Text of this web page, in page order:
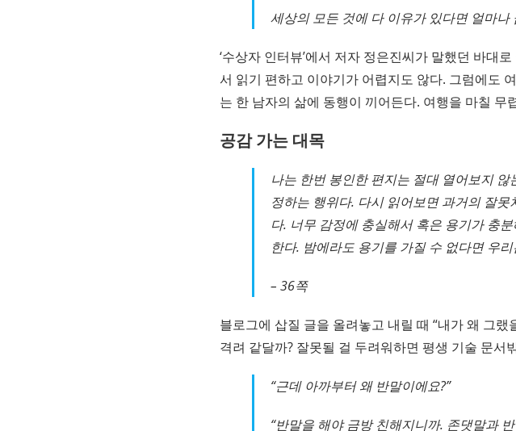
세상의 모든 것에 다 이유가 있다면 얼마나
‘수상자 인터뷰’에서 저자 정은진씨가 말했던 바대
서 읽기 편하고 이야기가 어렵지도 않다. 그럼에도
는 한 남자의 삶에 동행이 끼어든다. 여행을 마칠
공감 가는 대목
나는 한번 봉인한 편지는 절대 열어보지
정하는 행위다. 다시 읽어보면 과거의 잘
다. 너무 감정에 충실해서 혹은 용기가 충
한다. 밤에라도 용기를 가질 수 없다면 우
– 36쪽
블로그에 삽질 글을 올려놓고 내릴 때 “내가 왜 그
격려 같달까? 잘못될 걸 두려워하면 평생 기술 문서
“근데 아까부터 왜 반말이에요?”
“반말을 해야 금방 친해지니까. 존댓말과